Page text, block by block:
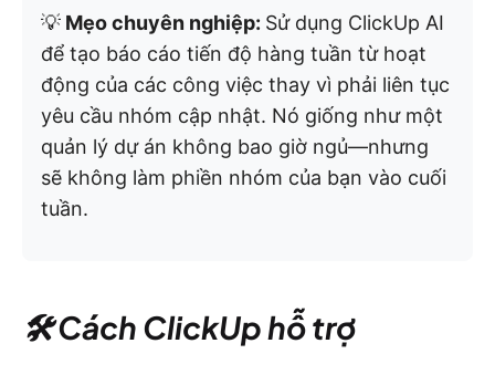
💡 Mẹo chuyên nghiệp: Sử dụng ClickUp AI
để tạo báo cáo tiến độ hàng tuần từ hoạt
động của các công việc thay vì phải liên tục
yêu cầu nhóm cập nhật. Nó giống như một
quản lý dự án không bao giờ ngủ—nhưng
sẽ không làm phiền nhóm của bạn vào cuối
tuần.
🛠 Cách ClickUp hỗ trợ